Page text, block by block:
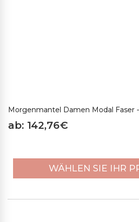
Morgenmantel Damen Modal Faser
ab: 142,76€
WÄHLEN SIE IHR